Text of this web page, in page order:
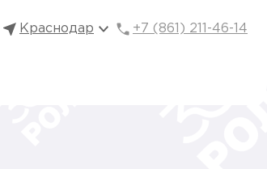
Краснодар +7 (861) 211-46-14